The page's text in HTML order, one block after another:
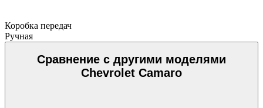
Коробка передач
Ручная
Сравнение с другими моделями
Chevrolet Camaro